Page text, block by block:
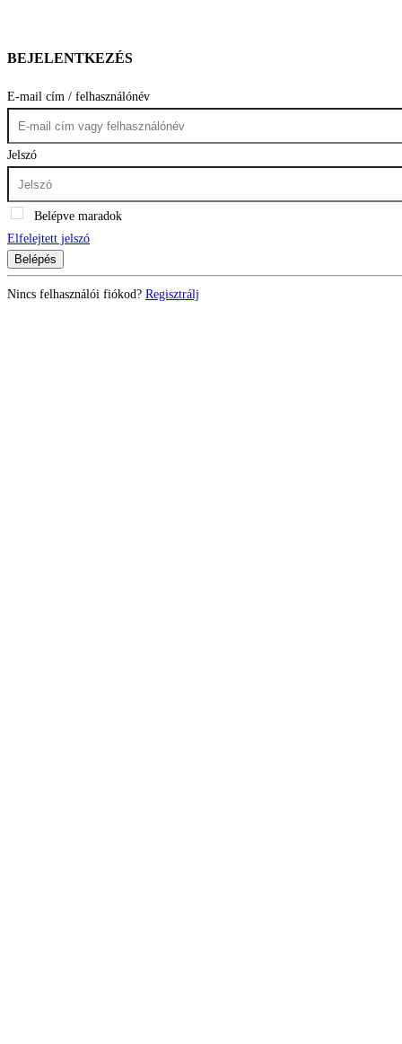
BEJELENTKEZÉS
E-mail cím / felhasználónév
Jelszó
Belépve maradok
Elfelejtett jelszó
Belépés
Nincs felhasználói fiókod? Regisztrálj